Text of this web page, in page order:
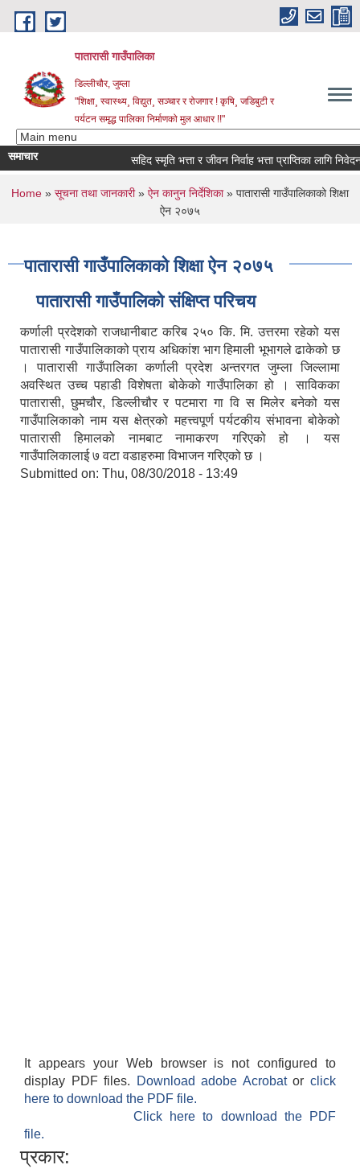
Skip to main content
पातारासी गाउँपालिका
डिल्लीचौर, जुम्ला
"शिक्षा¸ स्वास्थ्य¸ विद्युत¸ सञ्चार र रोजगार ! कृषि¸ जडिबुटी र
पर्यटन समृद्ध पालिका निर्माणको मुल आधार !!"
समाचार सहिद स्मृति भत्ता र जीवन निर्वाह भत्ता प्राप्तिका लागि
You are here
Home » सूचना तथा जानकारी» ऐन कानुन निर्देशिका» पातारासी गाउँपालिकाको शिक्षा
ऐन २०७५
पातारासी गाउँपालिकाको शिक्षा ऐन २०७५
पातारासी गाउँपालिको संक्षिप्त परिचय
कर्णाली प्रदेशको राजधानीबाट करिब २५० कि. मि. उत्तरमा रहेको यस
पातारासी गाउँपालिकाको प्राय अधिकांश भाग हिमाली भूभागले ढाकेको छ
। पातारासी गाउँपालिका कर्णाली प्रदेश अन्तरगत जुम्ला जिल्लामा
अवस्थित उच्च पहाडी विशेषता बोकेको गाउँपालिका हो । साविकका
पातारासी, छुमचौर, डिल्लीचौर र पटमारा गा वि स मिलेर बनेको यस
गाउँपालिकाको नाम यस क्षेत्रको महत्त्वपूर्ण पर्यटकीय संभावना बोकेको
पातारासी हिमालको नामबाट नामाकरण गरिएको हो । यस
गाउँपालिकालाई ७ वटा वडाहरुमा विभाजन गरिएको छ ।
Submitted on: Thu, 08/30/2018 - 13:49
It appears your Web browser is not configured to
display PDF files.
Download adobe Acrobatorclick
here to download the PDF file.
Click here to download the PDF
file.
प्रकार: